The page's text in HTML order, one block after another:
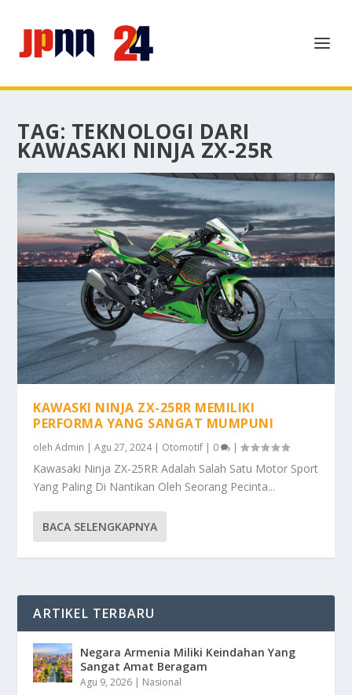
TAG: TEKNOLOGI DARI
KAWASAKI NINJA ZX-25R
KAWASKI NINJA ZX-25RR MEMILIKI
PERFORMA YANG SANGAT MUMPUNI
olehAdmin |Agu 27, 2024| Otomotif | 0 |
Kawasaki Ninja ZX-25RR Adalah Salah Satu Motor Sport
Yang Paling Di Nantikan Oleh Seorang Pecinta...
BACA SELENGKAPNYA
ARTIKEL TERBARU
Negara Armenia Miliki Keindahan Yang
Sangat Amat Beragam
Agu 9, 2026 | Nasional